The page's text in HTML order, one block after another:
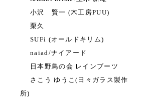
小沢 賢一 (木工房PUU)
栗久
SUFi (オールドキリム)
naiad/ナイアード
日本野鳥の会 レインブーツ
さこう ゆうこ(日々ガラス製作
所)